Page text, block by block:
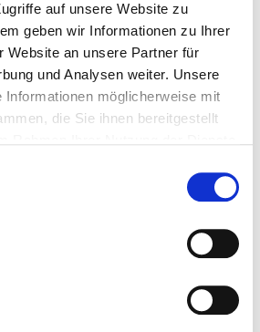
auf unsere Website zu
geben wir Informationen zu Ihrer
Website an unsere Partner für
und Analysen weiter. Unsere
Informationen möglicherweise mit
die Sie ihnen bereitgestellt